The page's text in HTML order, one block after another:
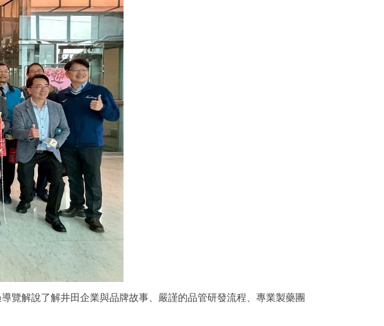
覽解說了解井田企業與品牌故事、嚴謹的品管研發流程、專業製藥團